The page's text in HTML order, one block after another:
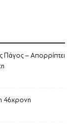
Πάγος – Απορρίπτει
46χρονη